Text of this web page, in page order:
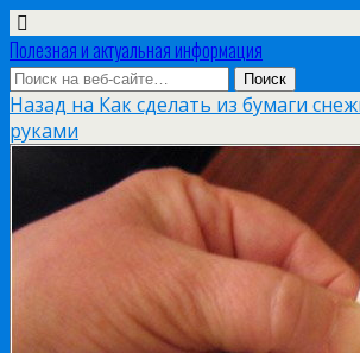
Полезная и актуальная информация
Назад на Как сделать из бумаги
руками